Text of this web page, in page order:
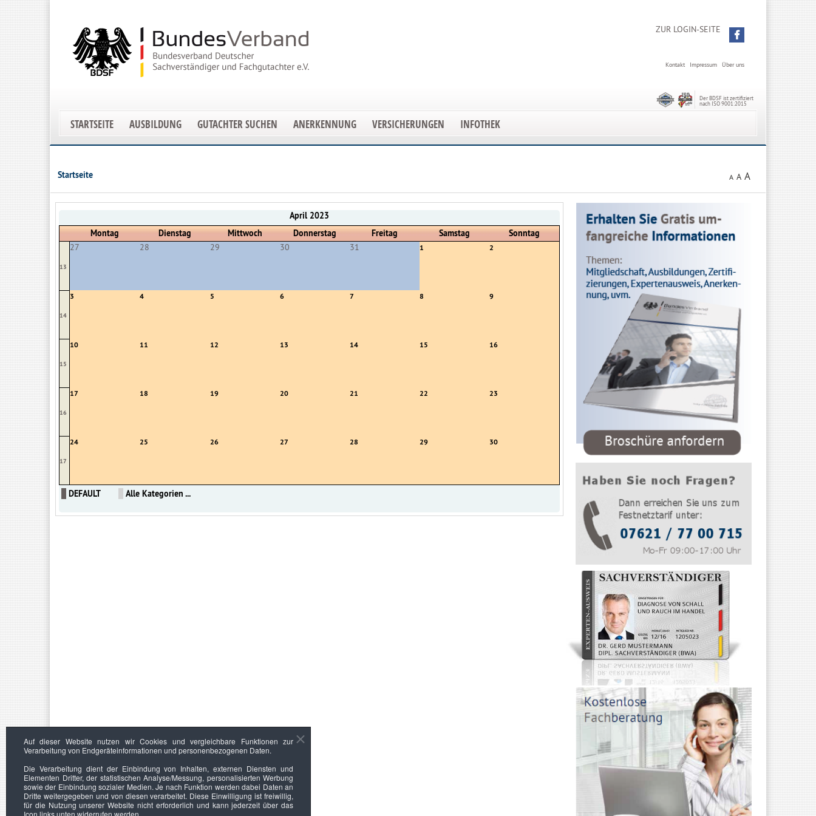
ZUR LOGIN-SEITE
Über uns
Impressum
Kontakt
Der BDSF ist zertifiziert
nach ISO 9001:2015
STARTSEITE AUSBILDUNG GUTACHTER SUCHEN ANERKENNUNG VERSICHERUNGEN INFOTHEK
Startseite A A A
April 2023
Montag
Dienstag Mittwoch Donnerstag Freitag Samstag Sonntag
13
27 28 29 30 31 1 2
14
3 4 5 6 7 8 9
15
10 11 12 13 14 15 16
16
17 18 19 20 21 22 23
17
24 25 26 27 28 29 30
DEFAULT Alle Kategorien ...
Auf dieser Website nutzen wir Cookies und vergleichbare Funktionen zur
Verarbeitung von Endgeräteinformationen und personenbezogenen Daten.
Die Verarbeitung dient der Einbindung von Inhalten, externen Diensten und
Elementen Dritter, der statistischen Analyse/Messung, personalisierten Werbung
sowie der Einbindung sozialer Medien. Je nach Funktion werden dabei Daten an
Dritte weitergegeben und von diesen verarbeitet. Diese Einwilligung ist freiwillig,
für die Nutzung unserer Website nicht erforderlich und kann jederzeit über das
Icon links unten widerrufen werden.